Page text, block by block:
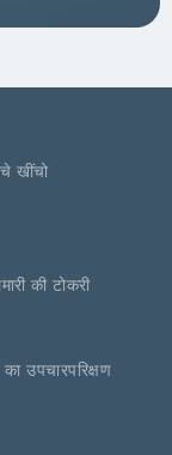
खींचो
की टोकरी
उपचारपरिक्षण